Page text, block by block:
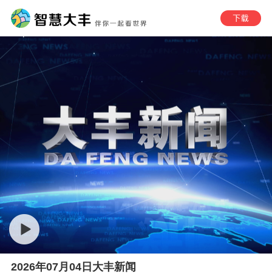
2026年07月04日大丰新闻